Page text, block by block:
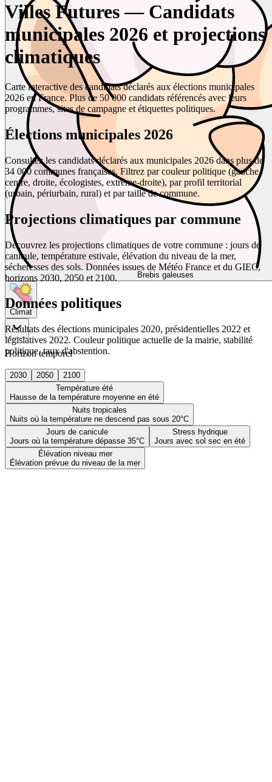
Brebis galeuses
Climat
Horizon temporel
2030 2050
2100
Température été
Hausse de la température moyenne en été
Nuits tropicales
Nuits où la température ne descend pas sous 20°C
Jours de canicule
Jours où la température dépasse 35°C
Stress hydrique
Jours avec sol sec en été
Élévation niveau mer
Élévation prévue du niveau de la mer
Villes Futures — Candidats
municipales 2026 et projections
climatiques
Carte interactive des candidats déclarés aux élections municipales
2026 en France. Plus de 50 000 candidats référencés avec leurs
programmes, sites de campagne et étiquettes politiques.
Élections municipales 2026
Consultez les candidats déclarés aux municipales 2026 dans plus de
34 000 communes françaises. Filtrez par couleur politique (gauche,
centre, droite, écologistes, extrême-droite), par profil territorial
(urbain, périurbain, rural) et par taille de commune.
Projections climatiques par commune
Découvrez les projections climatiques de votre commune : jours de
canicule, température estivale, élévation du niveau de la mer,
sécheresses des sols. Données issues de Météo France et du GIEC,
horizons 2030, 2050 et 2100.
Données politiques
Résultats des élections municipales 2020, présidentielles 2022 et
législatives 2022. Couleur politique actuelle de la mairie, stabilité
politique, taux d'abstention.